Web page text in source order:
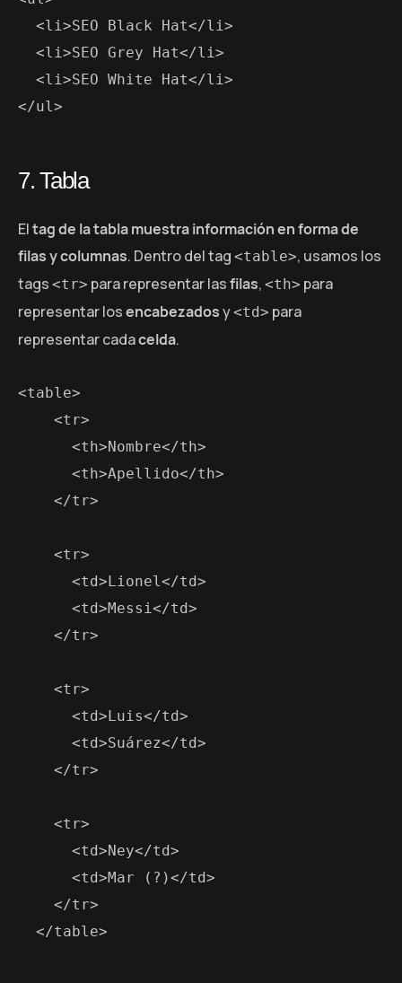
</ul>
7. Tabla
Eltag de la tabla muestra información en forma de
filas y columnas. Dentro del tag <table>, usamos los
tags <tr> para representar lasfilas, <th> para
representar losencabezadosy<td> para
representar cadacelda.
<table>
  </table>